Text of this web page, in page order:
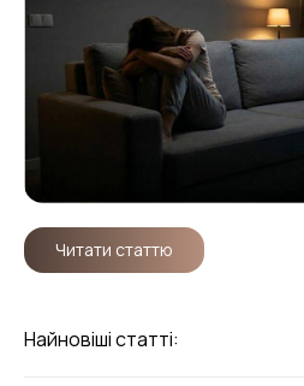
Читати статтю
Найновіші статті: